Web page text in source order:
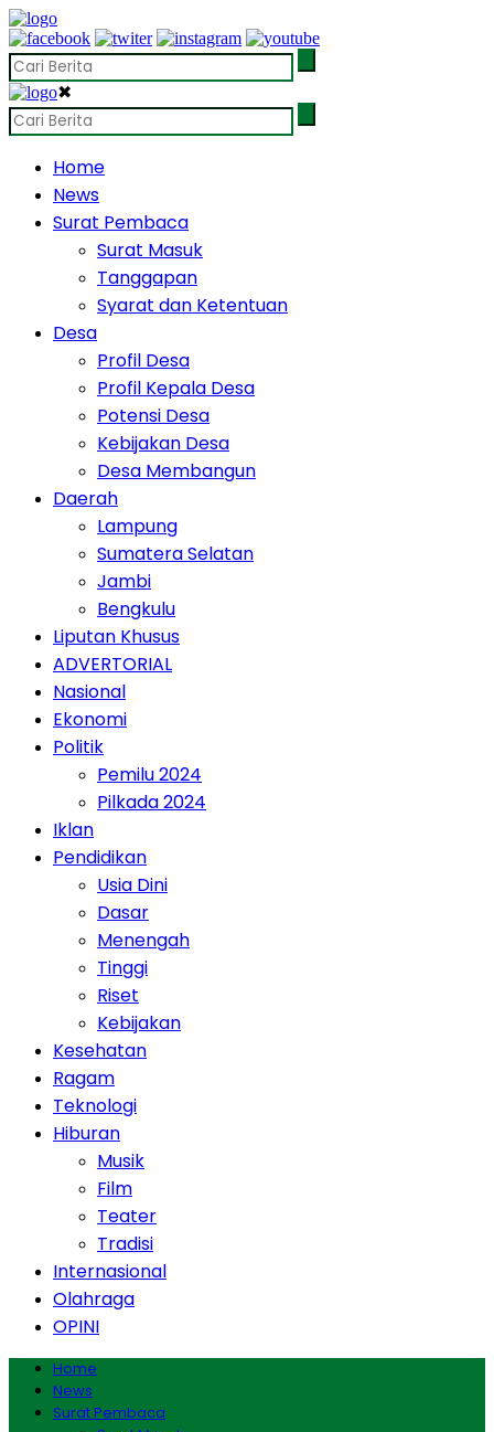
✖
Home
News
Surat Pembaca
Surat Masuk
Tanggapan
Syarat dan Ketentuan
Desa
Profil Desa
Profil Kepala Desa
Potensi Desa
Kebijakan Desa
Desa Membangun
Daerah
Lampung
Sumatera Selatan
Jambi
Bengkulu
Liputan Khusus
ADVERTORIAL
Nasional
Ekonomi
Politik
Pemilu 2024
Pilkada 2024
Iklan
Pendidikan
Usia Dini
Dasar
Menengah
Tinggi
Riset
Kebijakan
Kesehatan
Ragam
Teknologi
Hiburan
Musik
Film
Teater
Tradisi
Internasional
Olahraga
OPINI
Home
News
Surat Pembaca